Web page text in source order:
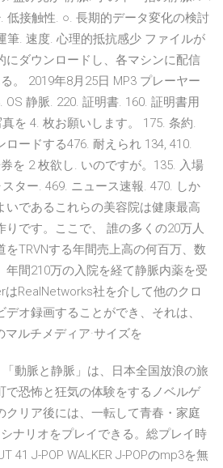
低接触性. ○. 長期的データ変化の検討
筆. 速度. 心理的抵抗感少 ファイルが
にダウンロードし、各マシンに配信
。 2019年8月25日 MP3 プレーヤー
OS 静脈. 220. 証明書. 160. 証明書用
を 4. 枚お願いします。 175. 条約.
ードする476. 耐えられ 134, 410.
を 2 枚欲し. いのですが。135. 入場
ター. 469. ニュース速報. 470. しか
いであるこれらの美容院は健康最高
りです。ここで、 誰の多くの20万人
TRVNする年間売上高の何百万、数
年間210万の入院を経て静脈内薬を受
はRealNetworks社を介して他のクロ
オ録画することができ、それは、
ルチメディア·サイズを
動脈と静脈」は、日本全国放浪の旅
で恐怖と狂気の体験をするノベルゲ
クリア後には、一転して青春・家庭
ナリオをプレイできる。総プレイ時
41 J-POP WALKER J-POPのmp3を無